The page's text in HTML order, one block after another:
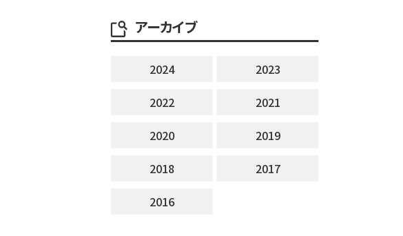
アーカイブ
2024
2023
2022
2021
2020
2019
2018
2017
2016